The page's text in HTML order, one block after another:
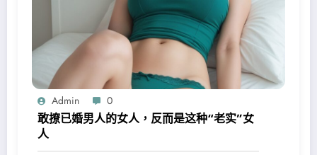
Admin 0
敢撩已婚男人的女人，反而是这种“老实”女
人